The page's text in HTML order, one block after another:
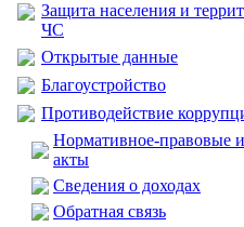
Защита населения и
ЧС
Открытые данные
Благоустройство
Противодействие
Нормативное-правовые
акты
Сведения о доходах
Обратная связь